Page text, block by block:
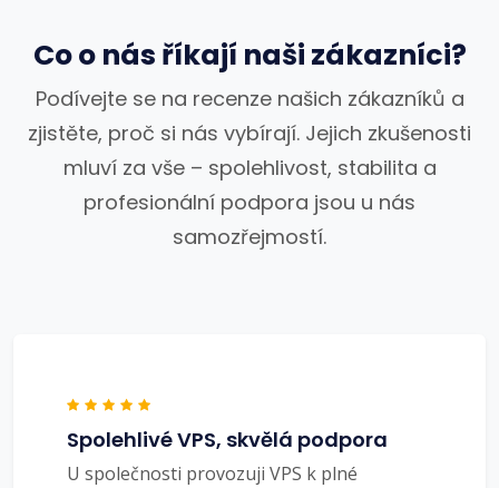
Co o nás říkají naši zákazníci?
Podívejte se na recenze našich zákazníků a
zjistěte, proč si nás vybírají. Jejich zkušenosti
mluví za vše – spolehlivost, stabilita a
profesionální podpora jsou u nás
samozřejmostí.
Spolehlivé VPS, skvělá podpora
U společnosti provozuji VPS k plné